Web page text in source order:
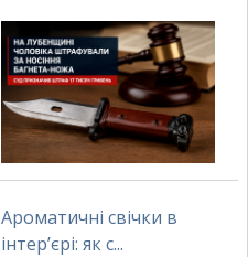
Ароматичні свічки в
інтер’єрі: як с...